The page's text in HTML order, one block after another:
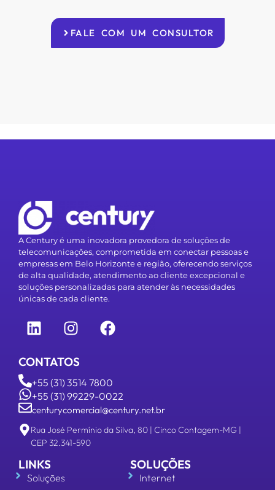
FALE COM UM CONSULTOR
A Century é uma inovadora provedora de soluções de
telecomunicações, comprometida em conectar pessoas e
empresas em Belo Horizonte e região, oferecendo serviços
de alta qualidade, atendimento ao cliente excepcional e
soluções personalizadas para atender às necessidades
únicas de cada cliente.
CONTATOS
+55 (31) 3514 7800
+55 (31) 99229-0022
centurycomercial@century.net.br
Rua José Permínio da Silva, 80 | Cinco Contagem-MG |
CEP 32.341-590
LINKS
Soluções
SOLUÇÕES
Internet